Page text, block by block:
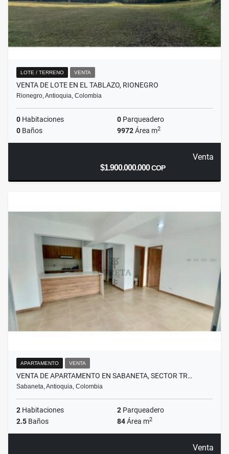
LOTE / TERRENO VENTA
VENTA DE LOTE EN EL TABLAZO, RIONEGRO
Rionegro, Antioquia, Colombia
0 Habitaciones 0 Parqueadero
0 Baños 9972Área m2
Venta
$1.900.000.000COP
APARTAMENTO VENTA
VENTA DE APARTAMENTO EN SABANETA, SECTOR TR…
Sabaneta, Antioquia, Colombia
2 Habitaciones 2 Parqueadero
2.5 Baños 84Área m2
Venta